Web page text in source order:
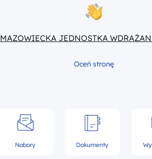
MAZOWIECKA JEDNOSTKA
Oceń stronę
Nabory Dokumenty